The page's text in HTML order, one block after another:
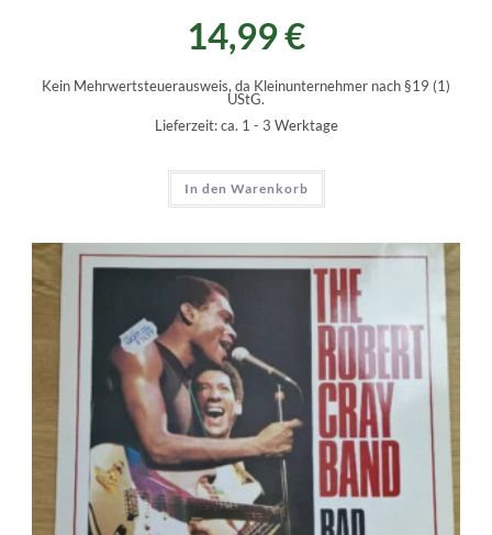
14,99€
Kein Mehrwertsteuerausweis, da Kleinunternehmer nach §19 (1)
UStG.
Lieferzeit: ca. 1 - 3 Werktage
In den Warenkorb